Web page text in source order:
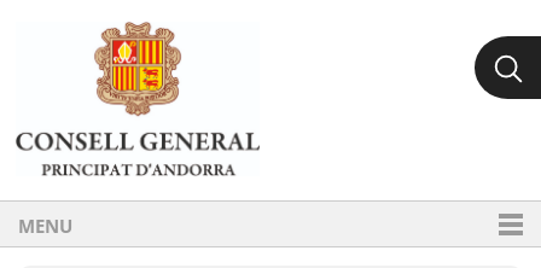
Ves al contingut.
Salta a la navegació
MENU